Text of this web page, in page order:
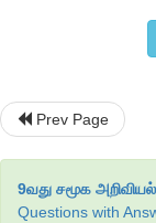
Prev Page
9வது சமூக அறிவியல்
Questions with